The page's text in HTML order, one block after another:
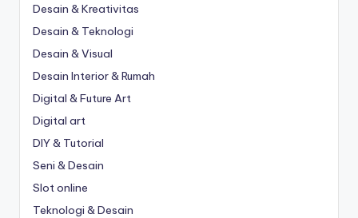
Desain & Kreativitas
Desain & Teknologi
Desain & Visual
Desain Interior & Rumah
Digital & Future Art
Digital art
DIY & Tutorial
Seni & Desain
Slot online
Teknologi & Desain